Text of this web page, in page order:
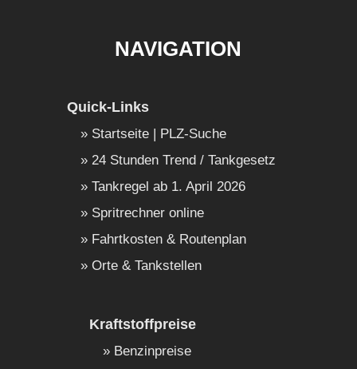
NAVIGATION
Quick-Links
Startseite | PLZ-Suche
24 Stunden Trend / Tankgesetz
Tankregel ab 1. April 2026
Spritrechner online
Fahrtkosten & Routenplan
Orte & Tankstellen
Kraftstoffpreise
Benzinpreise